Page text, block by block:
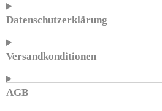
Datenschutzerklärung
Versandkonditionen
AGB